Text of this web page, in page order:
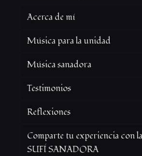
Acerca de mí
Música para la unidad
Música sanadora
Testimonios
Reflexiones
Comparte tu experiencia con
SUFÍ SANADORA